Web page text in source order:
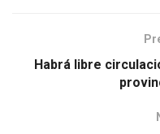
Habrá libre